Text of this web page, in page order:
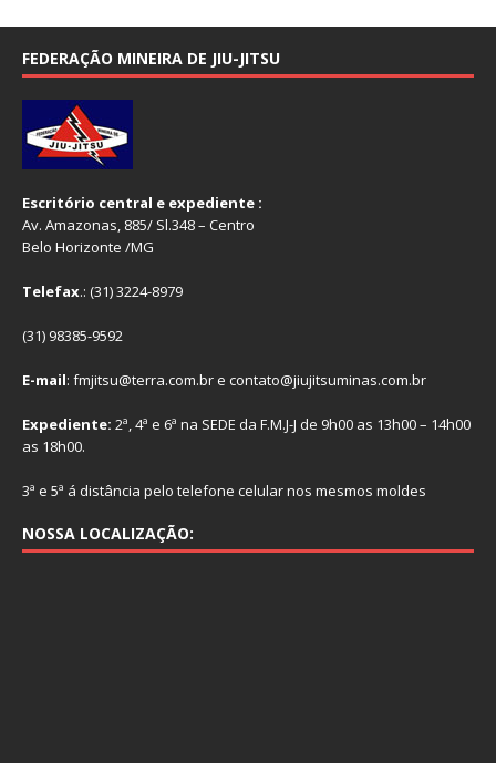
FEDERAÇÃO MINEIRA DE JIU-JITSU
Escritório central e expediente :
Av. Amazonas, 885/ Sl.348 – Centro
Belo Horizonte /MG
Telefax.: (31) 3224-8979
(31) 98385-9592
E-mail: fmjitsu@terra.com.br e contato@jiujitsuminas.com.br
Expediente: 2ª, 4ª e 6ª na SEDE da F.M.J-J de 9h00 as 13h00 – 14h00
as 18h00.
3ª e 5ª á distância pelo telefone celular nos mesmos moldes
NOSSA LOCALIZAÇÃO: